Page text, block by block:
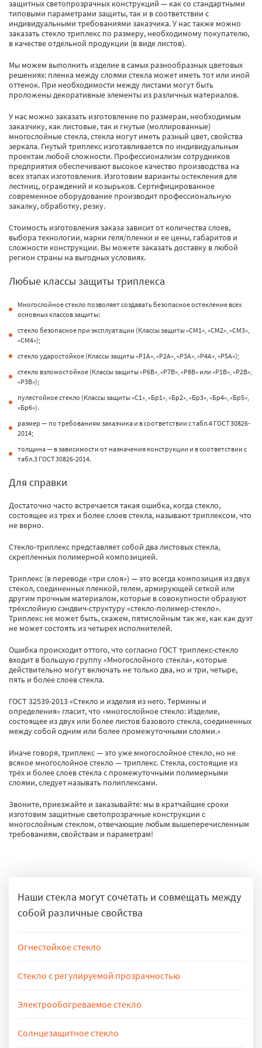
Наши стекла могут сочетать и совмещать между
собой различные свойства
Огнестойкое стекло
которое стекло может выдержать при контакте с огнем, зависит от его
характеристик. Подробнее
пожаростойкие стекла
Стекло с регулируемой прозрачностью
(электрохромное стекло) за нескольких секунд может стать либо
полностью матовым (непрозрачным), либо наоборот – полностью
Электрообогреваемое стекло
обычного, но является настоящим техническим чудом. Оно не только
греет воздух в доме, но и способствует установлению комфортного
Солнцезащитное стекло
защитных светопрозрачных конструкций — как со стандартными
типовыми параметрами защиты, так и в соответствии с
индивидуальными требованиями заказчика. У нас также можно
заказать стекло триплекс по размеру, необходимому покупателю,
в качестве отдельной продукции (в виде листов).
Мы можем выполнить изделие в самых разнообразных цветовых
решениях: пленка между слоями стекла может иметь тот или иной
оттенок. При необходимости между листами могут быть
проложены декоративные элементы из различных материалов.
У нас можно заказать изготовление по размерам, необходимым
заказчику, как листовые, так и гнутые (моллированные)
многослойные стекла, стекла могут иметь разный цвет, свойства
зеркала. Гнутый триплекс изготавливается по индивидуальным
проектам любой сложности. Профессионализм сотрудников
предприятия обеспечивают высокое качество производства на
всех этапах изготовления. Изготовим варианты остекления для
лестниц, ограждений и козырьков. Сертифицированное
современное оборудование производит профессиональную
закалку, обработку, резку.
Стоимость изготовления заказа зависит от количества слоев,
выбора технологии, марки геля/пленки и ее цены, габаритов и
сложности конструкции. Вы можете заказать доставку в любой
регион страны на выгодных условиях.
Любые классы защиты триплекса
Многослойное стекло позволяет создавать безопасное остекление всех
основных классов защиты:
стекло безопасное при эксплуатации (Классы защиты «СМ1», «СМ2», «СМ3»,
«СМ4»);
стекло ударостойкое (Классы защиты «Р1А», «Р2А», «Р3А», «Р4А», «Р5А»);
стекло взломостойкое (Классы защиты «Р6В», «Р7В», «Р8В» или «Р1В», «Р2В»,
«Р3В»);
пулестойкое стекло (Классы защиты «С1», «Бр1», «Бр2», «Бр3», «Бр4», «Бр5»,
«Бр6»).
размер — по требованиям заказчика и в соответствии с табл.4 ГОСТ 30826-
2014;
толщина — в зависимости от назначения конструкции и в соответствии с
табл.3 ГОСТ 30826-2014.
Для справки
Достаточно часто встречается такая ошибка, когда стекло,
состоящее из трех и более слоев стекла, называют триплексом, что
не верно.
Стекло-триплекс представляет собой два листовых стекла,
скрепленных полимерной композицией.
Триплекс (в переводе «три слоя») — это всегда композиция из двух
стекол, соединенных пленкой, гелем, армирующей сеткой или
другим прочным материалом, которые в совокупности образуют
трёхслойную сэндвич-структуру «стекло-полимер-стекло».
Триплекс не может быть, скажем, пятислойным так же, как как дуэт
не может состоять из четырех исполнителей.
Ошибка происходит оттого, что согласно ГОСТ триплекс-стекло
входит в большую группу «Многослойного стекла», которые
действительно могут включать не только два, но и три, четыре,
пять и более слоев стекла.
ГОСТ 32539-2013 «Стекло и изделия из него. Термины и
определения» гласит, что «многослойное стекло: Изделие,
состоящее из двух или более листов базового стекла, соединенных
между собой одним или более промежуточными слоями.»
Иначе говоря, триплекс — это уже многослойное стекло, но не
всякое многослойное стекло — триплекс. Стекла, состоящие из
трёх и более слоев стекла с промежуточными полимерными
слоями, следует называть полиплексами.
Звоните, приезжайте и заказывайте: мы в кратчайшие сроки
изготовим защитные светопрозрачные конструкции с
многослойным стеклом, отвечающие любым вышеперечисленным
требованиям, свойствам и параметрам!